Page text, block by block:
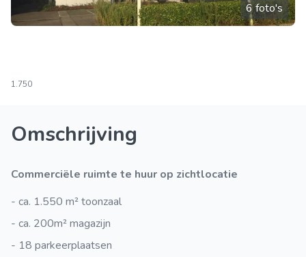
6 foto's
1.750
Omschrijving
Commerciële ruimte te huur op zichtlocatie
- ca. 1.550 m² toonzaal
- ca. 200m² magazijn
- 18 parkeerplaatsen